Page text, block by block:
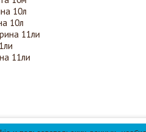
10л
10л
11ли
11ли